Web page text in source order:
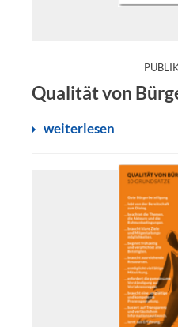
Qualität von
Planen Sie einen
weiterlesen